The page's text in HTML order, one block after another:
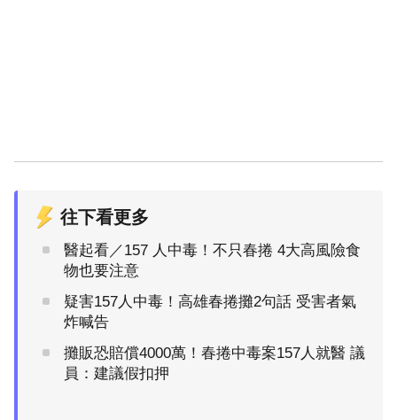
往下看更多
醫起看／157 人中毒！不只春捲 4大高風險食
物也要注意
疑害157人中毒！高雄春捲攤2句話 受害者氣
炸喊告
攤販恐賠償4000萬！春捲中毒案157人就醫 議
員：建議假扣押